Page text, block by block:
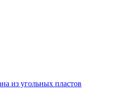
из угольных пластов